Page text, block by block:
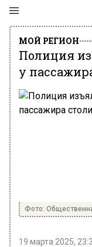
МОЙ РЕГИОН
Полиция
у
Фото:
19 марта 2025,